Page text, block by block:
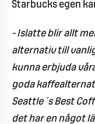
Starbucks egen
- Islatte blir allt
alternativ till
kunna erbjuda
goda
Seattle´s Best
det har en något